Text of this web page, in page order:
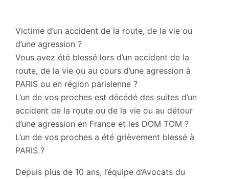
Victime d’un accident de la route, de la vie ou
d’une agression ?
Vous avez été blessé lors d’un accident de la
route, de la vie ou au cours d’une agression à
PARIS ou en région parisienne ?
L’un de vos proches est décédé des suites d’un
accident de la route ou de la vie ou au détour
d’une agression en France et les DOM TOM ?
L’un de vos proches a été grièvement blessé à
PARIS ?
Depuis plus de 10 ans, l’équipe d’Avocats du